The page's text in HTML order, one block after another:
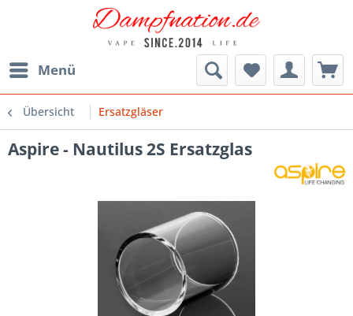
Menü
Übersicht Ersatzgläser
Aspire - Nautilus 2S Ersatzglas